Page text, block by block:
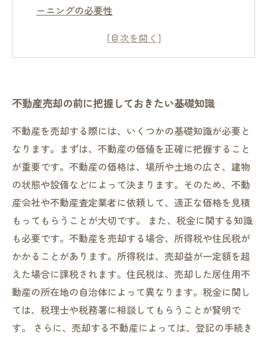
ーニングの必要性
査定額を上げるためのアプローチ方法とは？
不動産売却の前に把握しておきたい基礎知識
不動産を売却する際には、いくつかの基礎知識が必要と
なります。まずは、不動産の価値を正確に把握すること
が重要です。不動産の価格は、場所や土地の広さ、建物
の状態や設備などによって決まります。そのため、不動
産会社や不動産査定業者に依頼して、適正な価格を見積
もってもらうことが大切です。 また、税金に関する知識
も必要です。不動産を売却する場合、所得税や住民税が
かかることがあります。所得税は、売却益が一定額を超
えた場合に課税されます。住民税は、売却した居住用不
動産の所在地の自治体によって異なります。税金に関し
ては、税理士や税務署に相談してもらうことが賢明で
す。 さらに、売却する不動産によっては、登記の手続き